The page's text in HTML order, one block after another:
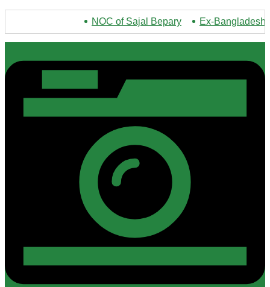
NOC of Sajal Bepary*** Ex-Bangladesh